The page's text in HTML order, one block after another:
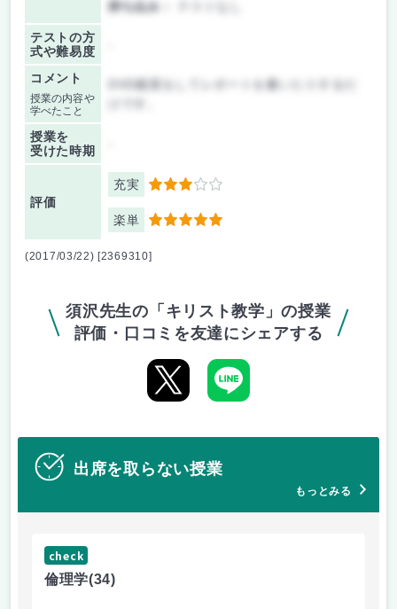
持ち込み：
テストの方
式や難易度
コメント
授業の内容や
学べたこと
DVD鑑賞をしてレポートを書いたりするだ
授業を
受けた時期
評価
充実 3
楽単 5
(2017/03/22) [2369310]
須沢先生の「キリスト教学」の授業
評価・口コミを友達にシェアする
出席を取らない授業
もっとみる
check
倫理学(34)